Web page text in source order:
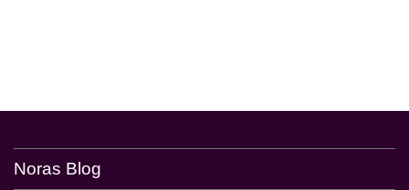
Noras Blog